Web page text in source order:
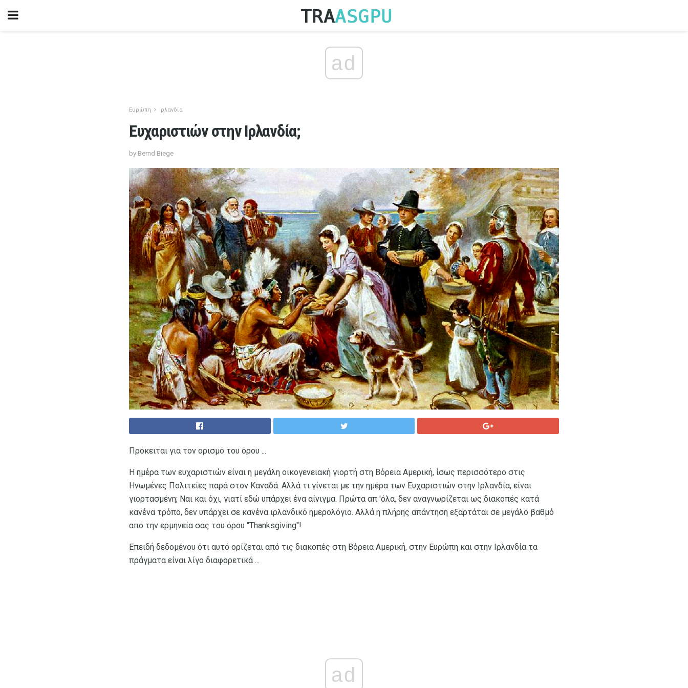
ad
Ευρώπη Ιρλανδία
Ευχαριστιών στην Ιρλανδία;
by Bernd Biege
Πρόκειται για τον ορισμό του όρου ...
Η ημέρα των ευχαριστιών είναι η μεγάλη οικογενειακή γιορτή στη Βόρεια Αμερική, ίσως περισσότερο στις
Ηνωμένες Πολιτείες παρά στον Καναδά. Αλλά τι γίνεται με την ημέρα των Ευχαριστιών στην Ιρλανδία, είναι
γιορτασμένη; Ναι και όχι, γιατί εδώ υπάρχει ένα αίνιγμα. Πρώτα απ 'όλα, δεν αναγνωρίζεται ως διακοπές κατά
κανένα τρόπο, δεν υπάρχει σε κανένα ιρλανδικό ημερολόγιο. Αλλά η πλήρης απάντηση εξαρτάται σε μεγάλο βαθμό
από την ερμηνεία σας του όρου "Thanksgiving"!
Επειδή δεδομένου ότι αυτό ορίζεται από τις διακοπές στη Βόρεια Αμερική, στην Ευρώπη και στην Ιρλανδία τα
πράγματα είναι λίγο διαφορετικά ...
ad